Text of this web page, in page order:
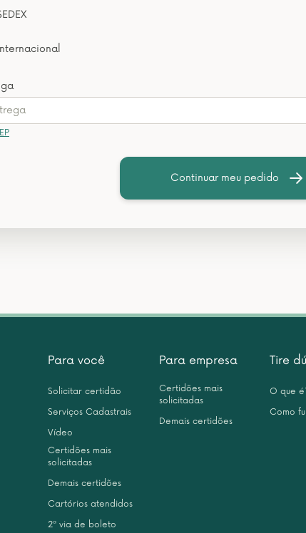
Continuar meu pedido
Para você
Solicitar certidão
Serviços Cadastrais
Vídeo
Certidões mais
solicitadas
Demais certidões
Cartórios atendidos
2ª via de boleto
Para empresa
Certidões mais
solicitadas
Demais certidões
Tire
O que
Como